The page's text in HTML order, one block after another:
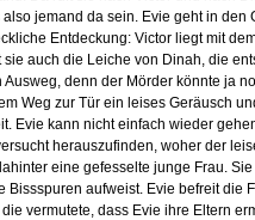
also jemand da sein. Evie geht in den
Entdeckung: Victor liegt mit
sie auch die Leiche von Dinah, die
Ausweg, denn der Mörder könnte ja
Weg zur Tür ein leises Geräusch
Evie kann nicht einfach wieder
herauszufinden, woher der
eine gefesselte junge Frau.
Bissspuren aufweist. Evie befreit die
vermutete, dass Evie ihre Eltern